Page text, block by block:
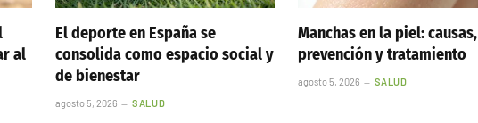
al
El deporte en España se
consolida como espacio social y
de bienestar
agosto 5, 2026 SALUD
Manchas en la piel: causas,
prevención y tratamiento
agosto 5, 2026 SALUD